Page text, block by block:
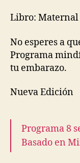
Libro: Maternal
No esperes a
Programa
tu embarazo.
Nueva Edición
Programa 8
Basado en